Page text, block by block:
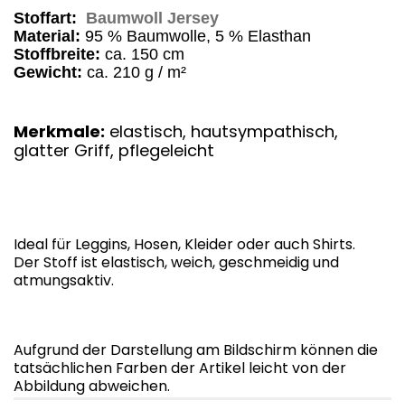
Stoffart: Baumwoll Jersey
Material: 95 % Baumwolle, 5 % Elasthan
Stoffbreite: ca. 150 cm
Gewicht: ca. 210 g / m²
Merkmale: elastisch, hautsympathisch,
glatter Griff, pflegeleicht
Ideal für Leggins, Hosen, Kleider oder auch Shirts.
Der Stoff ist elastisch, weich, geschmeidig und
atmungsaktiv.
Aufgrund der Darstellung am Bildschirm können die
tatsächlichen Farben der Artikel leicht von der
Abbildung abweichen.